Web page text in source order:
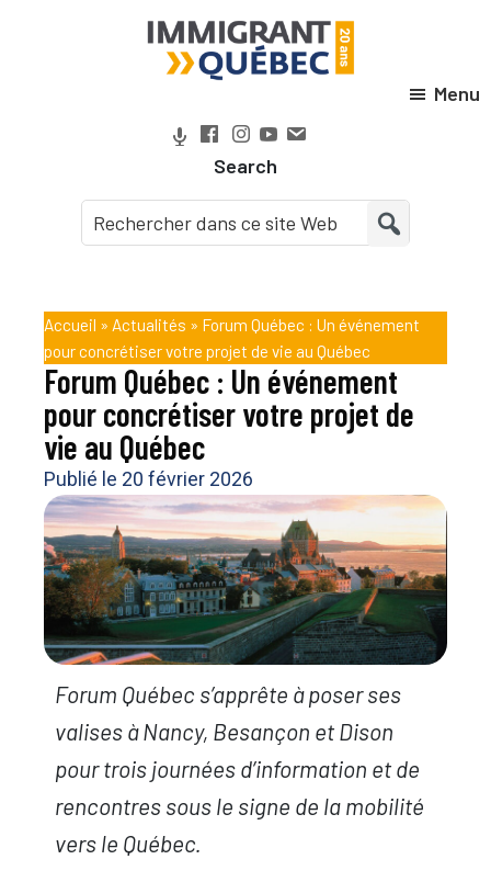
Québec
Search
Menu
Accueil » Actualités » Forum Québec : Un événement
pour concrétiser votre projet de vie au Québec
Forum Québec : Un événement
pour concrétiser votre projet de
vie au Québec
Publié le 20 février 2026
Forum Québec s’apprête à poser ses
valises à Nancy, Besançon et Dison
pour trois journées d’information et de
rencontres sous le signe de la mobilité
vers le Québec.